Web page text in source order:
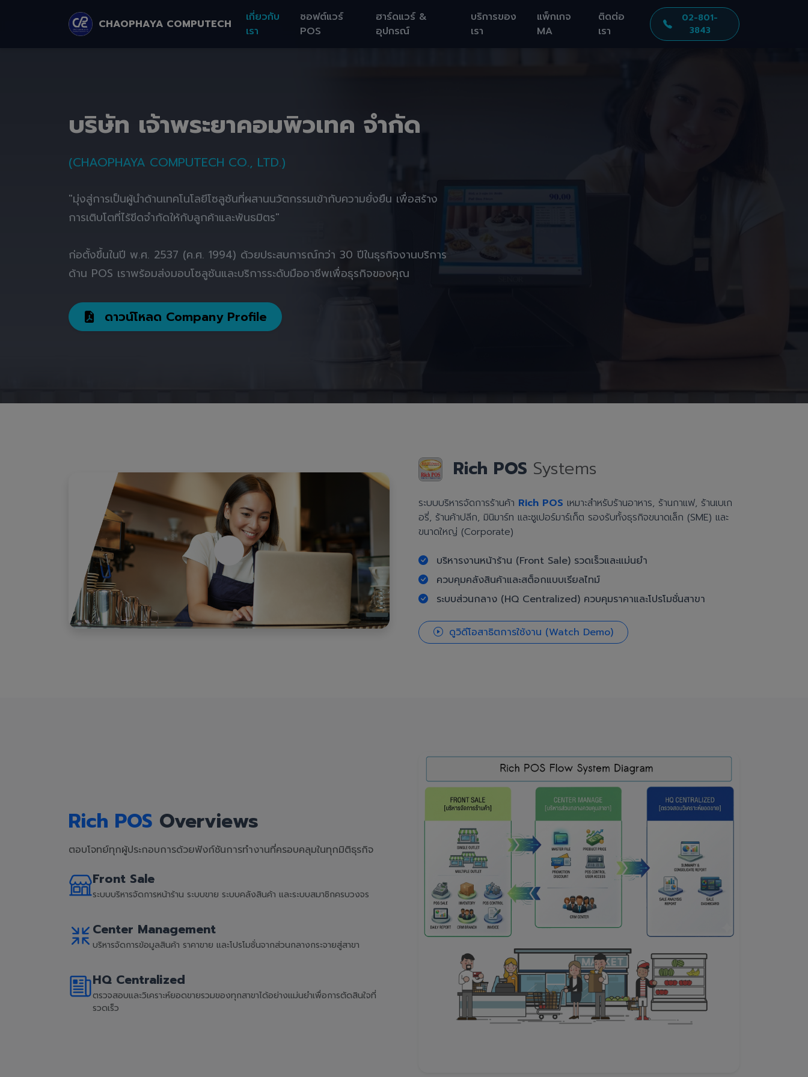
CHAOPHAYA COMPUTECH
เกี่ยวกับ
เรา
ซอฟต์แวร์
POS
ฮาร์ดแวร์ &
อุปกรณ์
บริการของ
เรา
แพ็กเกจ
MA
ติดต่อ
เรา
02-801-
3843
บริษัท เจ้าพระยาคอมพิวเทค จำกัด
(CHAOPHAYA COMPUTECH CO., LTD.)
"มุ่งสู่การเป็นผู้นำด้านเทคโนโลยีโซลูชันที่ผสานนวัตกรรมเข้ากับความยั่งยืน เพื่อสร้าง
การเติบโตที่ไร้ขีดจำกัดให้กับลูกค้าและพันธมิตร"
ก่อตั้งขึ้นในปี พ.ศ. 2537 (ค.ศ. 1994) ด้วยประสบการณ์กว่า 30 ปีในธุรกิจงานบริการ
ด้าน POS เราพร้อมส่งมอบโซลูชันและบริการระดับมืออาชีพเพื่อธุรกิจของคุณ
ดาวน์โหลด Company Profile
Rich POS Systems
ระบบบริหารจัดการร้านค้า Rich POS เหมาะสำหรับร้านอาหาร, ร้านกาแฟ, ร้านเบเก
อรี่, ร้านค้าปลีก, มินิมาร์ท และซูเปอร์มาร์เก็ต รองรับทั้งธุรกิจขนาดเล็ก (SME) และ
ขนาดใหญ่ (Corporate)
บริหารงานหน้าร้าน (Front Sale) รวดเร็วและแม่นยำ
ควบคุมคลังสินค้าและสต็อกแบบเรียลไทม์
ระบบส่วนกลาง (HQ Centralized) ควบคุมราคาและโปรโมชั่นสาขา
ดูวิดีโอสาธิตการใช้งาน (Watch Demo)
Rich POS Overviews
ตอบโจทย์ทุกผู้ประกอบการด้วยฟังก์ชันการทำงานที่ครอบคลุมในทุกมิติธุรกิจ
Front Sale
ระบบบริหารจัดการหน้าร้าน ระบบขาย ระบบคลังสินค้า และระบบสมาชิกครบวงจร
Center Management
บริหารจัดการข้อมูลสินค้า ราคาขาย และโปรโมชั่นจากส่วนกลางกระจายสู่สาขา
HQ Centralized
ตรวจสอบและวิเคราะห์ยอดขายรวมของทุกสาขาได้อย่างแม่นยำเพื่อการตัดสินใจที่
รวดเร็ว